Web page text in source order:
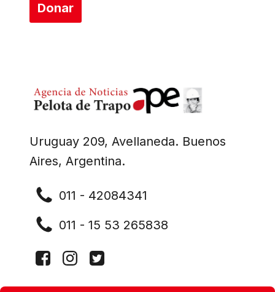
Uruguay 209, Avellaneda. Buenos
Aires, Argentina.
011 - 42084341
011 - 15 53 265838
Donar